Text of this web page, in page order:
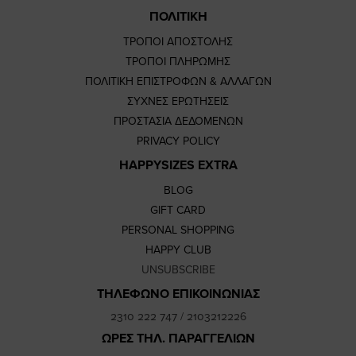
ΠΟΛΙΤΙΚΗ
ΤΡΟΠΟΙ ΑΠΟΣΤΟΛΗΣ
ΤΡΟΠΟΙ ΠΛΗΡΩΜΗΣ
ΠΟΛΙΤΙΚΗ ΕΠΙΣΤΡΟΦΩΝ & ΑΛΛΑΓΩΝ
ΣΥΧΝΕΣ ΕΡΩΤΗΣΕΙΣ
ΠΡΟΣΤΑΣΙΑ ΔΕΔΟΜΕΝΩΝ
PRIVACY POLICY
HAPPYSIZES EXTRA
BLOG
GIFT CARD
PERSONAL SHOPPING
HAPPY CLUB
UNSUBSCRIBE
ΤΗΛΕΦΩΝΟ ΕΠΙΚΟΙΝΩΝΙΑΣ
2310 222 747/ 2103212226
ΩΡΕΣ ΤΗΛ. ΠΑΡΑΓΓΕΛΙΩΝ